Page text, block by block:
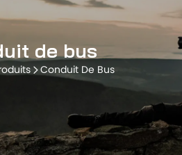
de bus
Conduit De Bus